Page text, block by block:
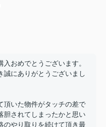
おめでとうございます。
誠にありがとうございまし
頂いた物件がタッチの差で
胆されてしまったかと思い
のやり取りを続けて頂き最